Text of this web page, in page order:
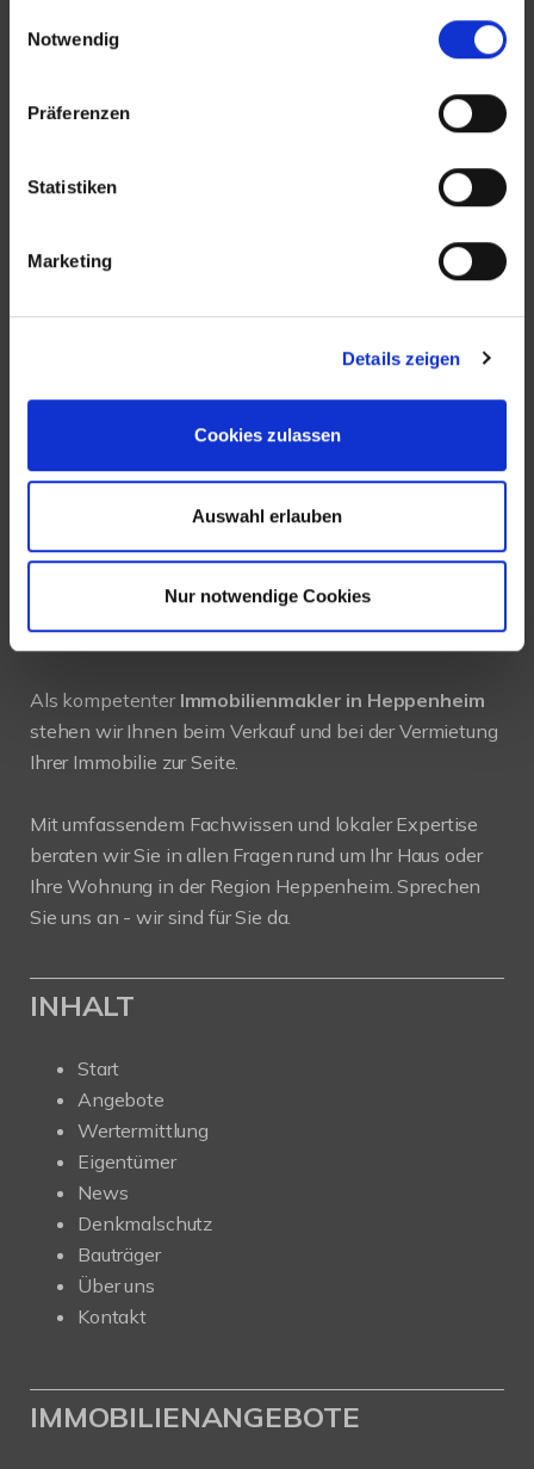
Notwendig
Präferenzen
Statistiken
Marketing
Details zeigen
Cookies zulassen
Auswahl erlauben
Nur notwendige Cookies
KONTAKT
New Place Immobilien
+49 6252-305 89 41
info@new-place-immobilien.com
Web:www.new-place-immobilien.com
PROFIL
Als kompetenter Immobilienmakler in Heppenheim
stehen wir Ihnen beim Verkauf und bei der Vermietung
Ihrer Immobilie zur Seite.
Mit umfassendem Fachwissen und lokaler Expertise
beraten wir Sie in allen Fragen rund um Ihr Haus oder
Ihre Wohnung in der Region Heppenheim. Sprechen
Sie uns an - wir sind für Sie da.
INHALT
Start
Angebote
Wertermittlung
Eigentümer
News
Denkmalschutz
Bauträger
Über uns
Kontakt
IMMOBILIENANGEBOTE